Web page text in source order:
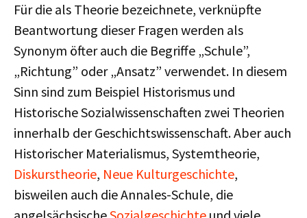
Für die als Theorie bezeichnete, verknüpfte
Beantwortung dieser Fragen werden als
Synonym öfter auch die Begriffe „Schule”,
„Richtung” oder „Ansatz” verwendet. In diesem
Sinn sind zum Beispiel Historismus und
Historische Sozialwissenschaften zwei Theorien
innerhalb der Geschichtswissenschaft. Aber auch
Historischer Materialismus, Systemtheorie,
Diskurstheorie, Neue Kulturgeschichte,
bisweilen auch die Annales-Schule, die